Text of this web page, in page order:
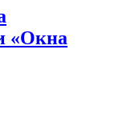
«Окна